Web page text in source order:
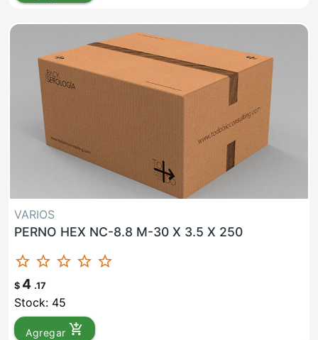
VARIOS
PERNO HEX NC-8.8 M-30 X 3.5 X 250
star_border star_border star_border star_border star_border
$ 4 .17
Stock: 45
Agregar add_shopping_cart